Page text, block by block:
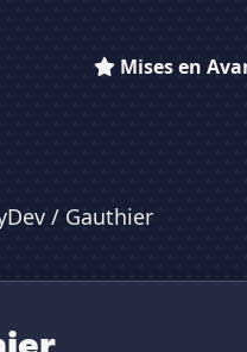
Mises en
/ Gauthier
Vote pour